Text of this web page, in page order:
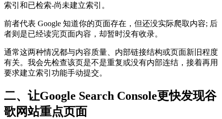
索引和已检索-尚未建立索引。
前者代表 Google 知道你的页面存在，但还没实际爬取内容; 后
者则是已经读完页面内容，却暂时没有收录。
通常这两种情况都与内容质量、内部链接结构或页面新旧程度
有关。我会先检查该页是不是重复或没有内部连结，接着再用
要求建立索引功能手动提交。
二、让Google Search Console更快发现谷
歌网站重点页面